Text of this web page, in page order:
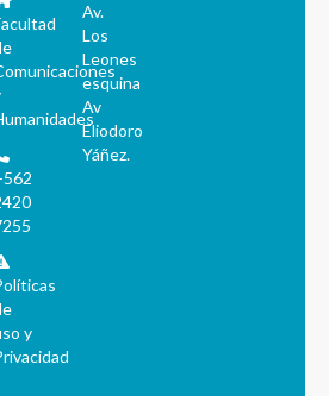
y
Av.
Los
Leones
esquina
Av
Eliodoro
Yáñez.